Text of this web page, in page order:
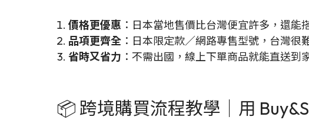
價格更優惠 ：日本當地售價比台灣便宜許多，還能
品項更齊全 ：日本限定款／網路專售型號，台灣很
省時又省力 ：不需出國，線上下單商品就能直送到
📦 跨境購買流程教學｜用